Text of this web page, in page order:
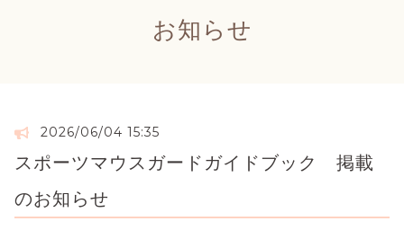
お知らせ
2026/06/04 15:35
スポーツマウスガードガイドブック 掲載
のお知らせ